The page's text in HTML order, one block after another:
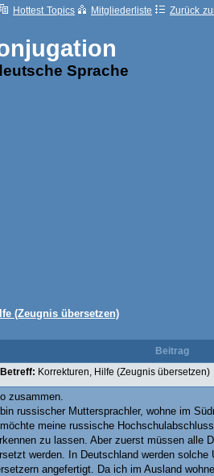
Hottest Topics Mitgliederliste
Zurück
Sprache
(Zeugnis übersetzen)
Beitrag
Betreff: Korrekturen, Hilfe (Zeugnis übersetzen)
zusammen.
bin russischer Muttersprachler, wohne im
möchte meine russische
zu lassen. Aber zuerst müssen alle
werden. In Deutschland werden solche
angefertigt. Da ich im Ausland